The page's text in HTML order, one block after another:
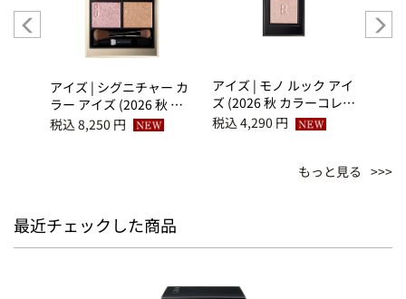
アイズ | シグニチャー カ
ラー アイズ (2026 秋 カ
ラーコレクション) 156
煌満 -KIRAMEKIMITASHI
税込 8,250 円
アイズ | モノ ルック アイ
ズ (2026 秋 カラーコレク
ション) S-102 初花 -
税込 4,290 円
もっと見る
最近チェックした商品